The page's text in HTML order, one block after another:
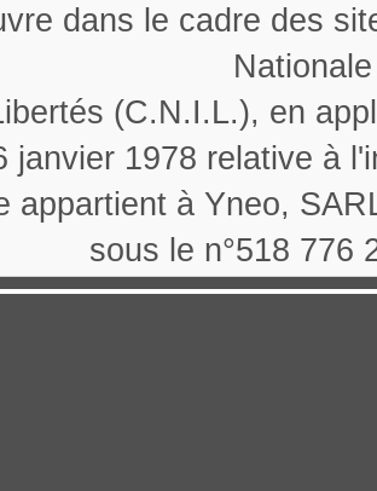
dans le cadre des
(C.N.I.L.), en
janvier 1978 relative à
appartient à Yneo,
sous le n°518 776